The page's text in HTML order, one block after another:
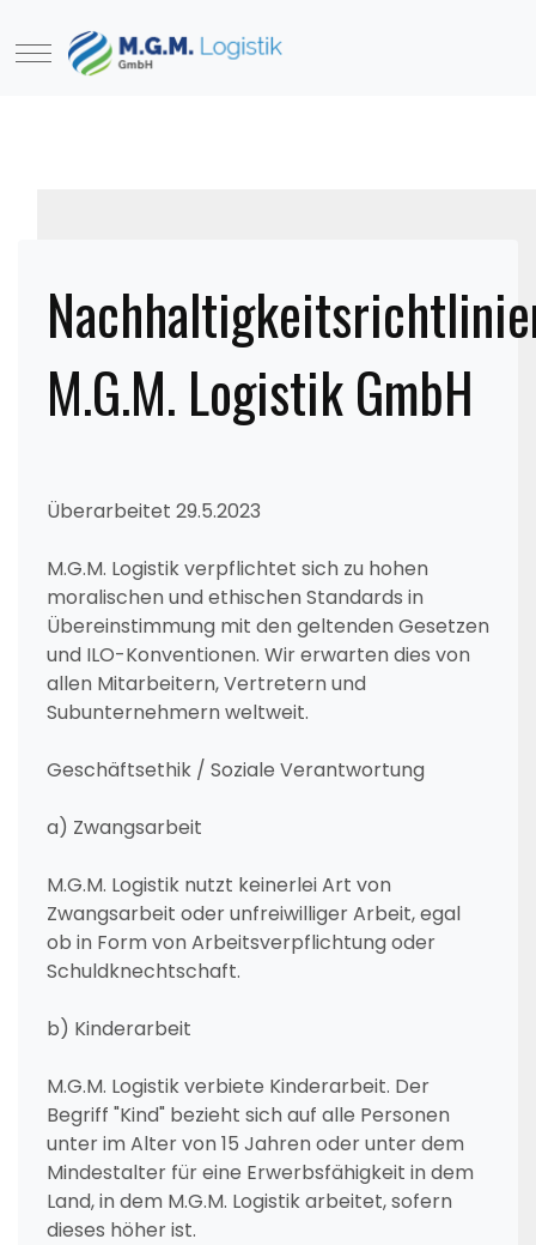
M.G.M. Logistik GmbH
Überarbeitet 29.5.2023
M.G.M. Logistik verpflichtet sich zu hohen
moralischen und ethischen Standards in
Übereinstimmung mit den geltenden Gesetzen
und ILO-Konventionen. Wir erwarten dies von
allen Mitarbeitern, Vertretern und
Subunternehmern weltweit.
Geschäftsethik / Soziale Verantwortung
a) Zwangsarbeit
M.G.M. Logistik nutzt keinerlei Art von
Zwangsarbeit oder unfreiwilliger Arbeit, egal
ob in Form von Arbeitsverpflichtung oder
Schuldknechtschaft.
b) Kinderarbeit
M.G.M. Logistik verbiete Kinderarbeit. Der
Begriff "Kind" bezieht sich auf alle Personen
unter im Alter von 15 Jahren oder unter dem
Mindestalter für eine Erwerbsfähigkeit in dem
Land, in dem M.G.M. Logistik arbeitet, sofern
dieses höher ist.